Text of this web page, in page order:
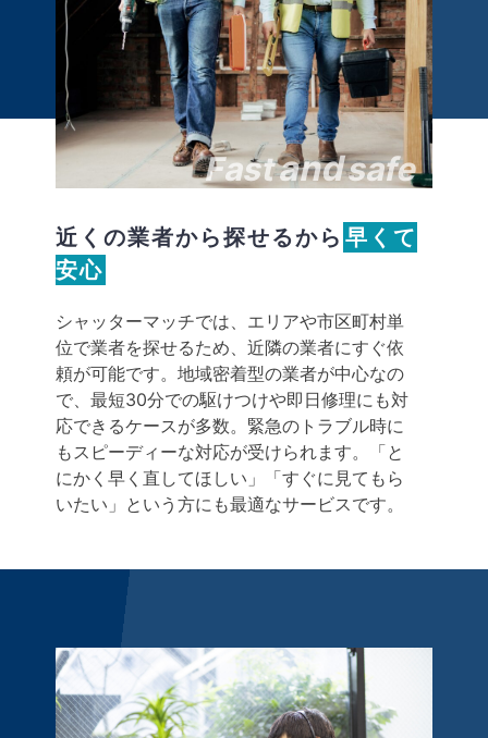
近くの業者から探せるから 早くて
安心
シャッターマッチでは、エリアや市区町村単
位で業者を探せるため、近隣の業者にすぐ依
頼が可能です。地域密着型の業者が中心なの
で、最短30分での駆けつけや即日修理にも対
応できるケースが多数。緊急のトラブル時に
もスピーディーな対応が受けられます。「と
にかく早く直してほしい」「すぐに見てもら
いたい」という方にも最適なサービスです。
Fastandsafe